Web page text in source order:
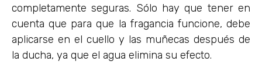
completamente seguras. Sólo hay que tener en
cuenta que para que la fragancia funcione, debe
aplicarse en el cuello y las muñecas después de
la ducha, ya que el agua elimina su efecto.